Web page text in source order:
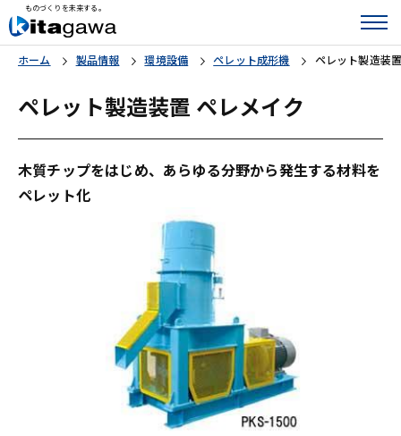
ものづくりを未来する。
ホーム 製品情報 環境設備 ペレット成形機 ペレット製造装
ペレット製造装置 ペレメイク
木質チップをはじめ、あらゆる分野から発生する材料を
ペレット化